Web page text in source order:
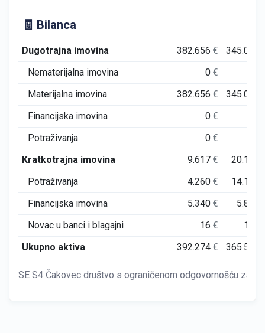
🧾 Bilanca
Dugotrajna imovina 382.656€ 345.018
Nematerijalna imovina
0€
Materijalna imovina
382.656€ 345.018
Financijska imovina
0€
Potraživanja
0€
Kratkotrajna imovina
9.617€ 20.175
Potraživanja
4.260€ 14.101
Financijska imovina
5.340€ 5.899
Novac u banci i blagajni
16€ 175
Ukupno aktiva
392.274€ 365.556
SE S4 Čakovec društvo s ograničenom odgovornošću za